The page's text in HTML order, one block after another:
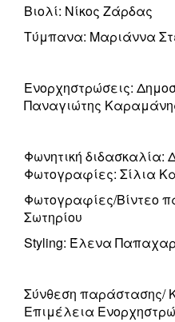
Βιολί: Νίκος Ζάρδας
Τύμπανα: Μαριάννα
Ενορχηστρώσεις:
Παναγιώτης
Φωνητική διδασκαλία:
Φωτογραφίες: Σίλια
Φωτογραφίες/Βίντεο
Σωτηρίου
Styling: Έλενα
Σύνθεση παράστασης/
Επιμέλεια